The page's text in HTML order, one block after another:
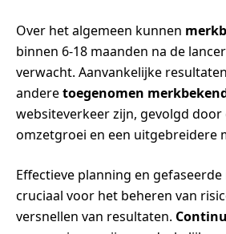
Over het algemeen kunnen
binnen 6-18 maanden na de
verwacht. Aanvankelijke
anderetoegenomen
websiteverkeer zijn, gevolgd door
omzetgroei en een uitgebreidere
Effectieve planning en
cruciaal voor het beheren van
versnellen van resultaten.